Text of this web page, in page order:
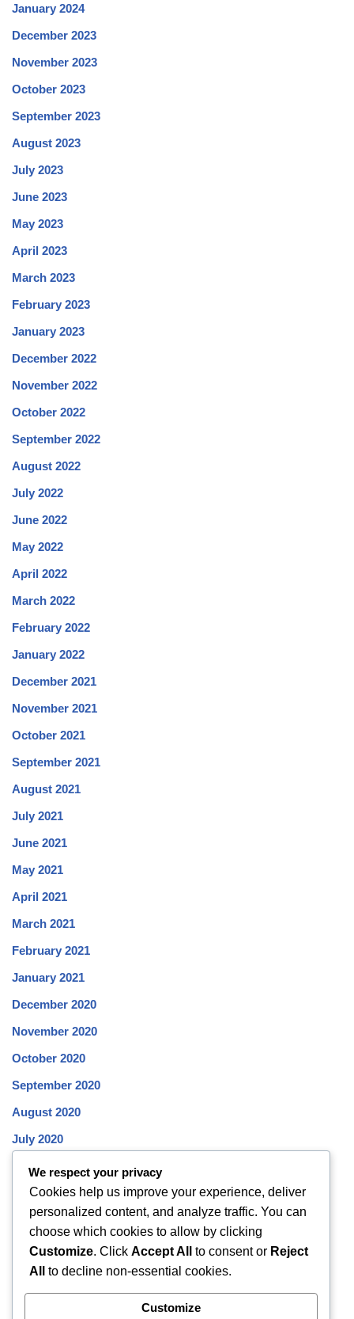
January 2024
December 2023
November 2023
October 2023
September 2023
August 2023
July 2023
June 2023
May 2023
April 2023
March 2023
February 2023
January 2023
December 2022
November 2022
October 2022
September 2022
August 2022
July 2022
June 2022
May 2022
April 2022
March 2022
February 2022
January 2022
December 2021
November 2021
October 2021
September 2021
August 2021
July 2021
June 2021
May 2021
April 2021
March 2021
February 2021
January 2021
December 2020
November 2020
October 2020
September 2020
August 2020
July 2020
June 2020
May 2020
April 2020
March 2020
February 2020
We respect your privacy
Cookies help us improve your experience, deliver
personalized content, and analyze traffic. You can
choose which cookies to allow by clicking
Customize. Click Accept All to consent or Reject
All
to decline non-essential cookies.
Customize